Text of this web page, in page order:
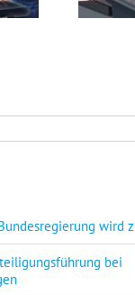
wird
bei